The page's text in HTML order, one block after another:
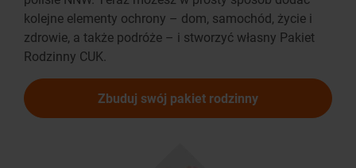
kolejne elementy ochrony – dom, samochód, życie i
zdrowie, a także podróże – i stworzyć własny Pakiet
Rodzinny CUK.
Zbuduj swój pakiet rodzinny